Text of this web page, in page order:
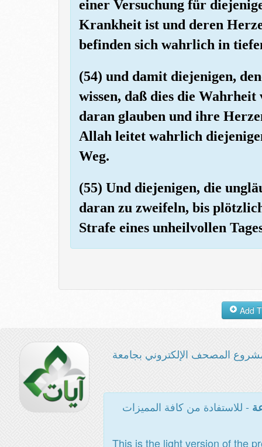
einer Versuchung für
Krankheit ist und deren
befinden sich wahrlich in
(54) und damit diejenigen,
wissen, daß dies die
daran glauben und ihre
Allah leitet wahrlich
Weg.
(55) Und diejenigen, die
daran zu zweifeln, bis
Strafe eines unheilvollen
المصحف الإلكتروني بجامعة
- للاستفادة من كافة المميزات
This is the light version of the